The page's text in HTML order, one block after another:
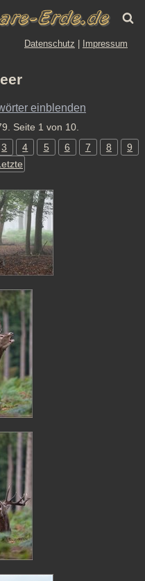
Datenschutz Impressum
einblenden
Seite 1 von 10.
3 4 5 6 7 8
9